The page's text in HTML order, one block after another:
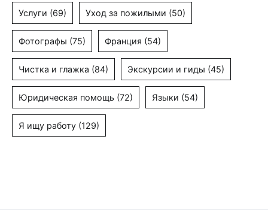
Услуги (69) Уход за пожилыми (50)
Фотографы (75) Франция (54)
Чистка и глажка (84) Экскурсии и гиды (45)
Юридическая помощь (72) Языки (54)
Я ищу работу (129)